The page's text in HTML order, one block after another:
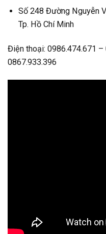
Số 248 Đường Nguyễn
Tp. Hồ Chí Minh
Điện thoại: 0986.474.671
0867.933.396